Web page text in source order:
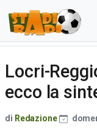
Locri-
ecco la
di Redazione